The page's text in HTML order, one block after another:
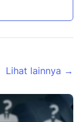
Lihat lainnya →